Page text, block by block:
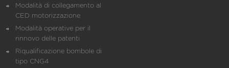
Modalità di collegamento al
CED motorizzazione
Modalità operative per il
rinnovo delle patenti
Riqualificazione bombole di
tipo CNG4